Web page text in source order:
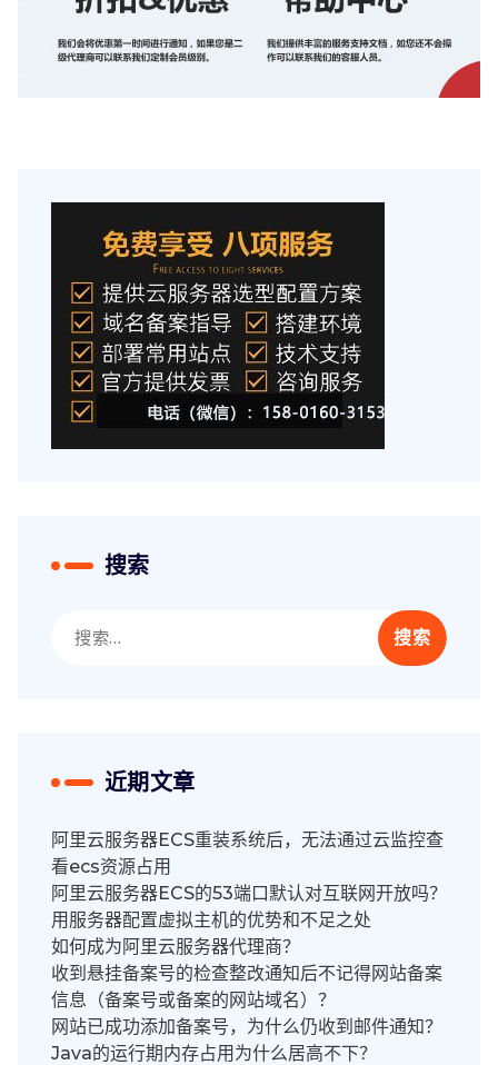
搜索
索：
近期文章
阿里云服务器ECS重装系统后，无法通过云监控查
看ecs资源占用
阿里云服务器ECS的53端口默认对互联网开放吗？
用服务器配置虚拟主机的优势和不足之处
如何成为阿里云服务器代理商？
收到悬挂备案号的检查整改通知后不记得网站备案
信息（备案号或备案的网站域名）？
网站已成功添加备案号，为什么仍收到邮件通知？
Java的运行期内存占用为什么居高不下？